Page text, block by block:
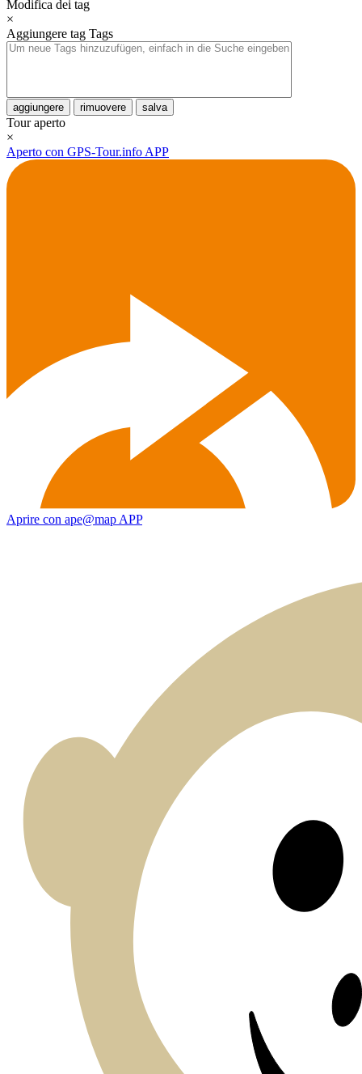
Modifica dei tag
×
Aggiungere tag Tags
aggiungere rimuovere salva
Tour aperto
×
Aperto con GPS-Tour.info APP
Aprire con ape@map APP